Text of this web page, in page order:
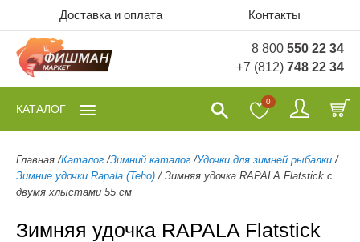
Доставка и оплата Контакты
8 800 550 22 34
+7 (812) 748 22 34
0
КАТАЛОГ
Главная /Каталог /Зимний каталог /Удочки для зимней рыбалки /
Зимние удочки Rapala (Teho) / Зимняя удочка RAPALA Flatstick с
двумя хлыстами 55 см
Зимняя удочка RAPALA Flatstick